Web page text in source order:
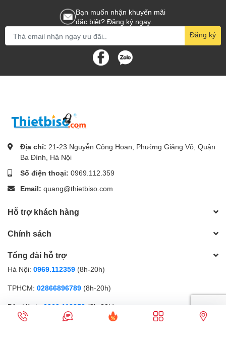
Bạn muốn nhận khuyến mãi
đặc biệt? Đăng ký ngay.
Đăng ký
Địa chỉ: 21-23 Nguyễn Công Hoan, Phường Giảng Võ, Quận
Ba Đình, Hà Nội
Số điện thoại: 0969.112.359
Email: quang@thietbiso.com
Hỗ trợ khách hàng
Chính sách
Tổng đài hỗ trợ
Hà Nội: 0969.112359 (8h-20h)
TPHCM: 02866896789 (8h-20h)
Bảo Hành: 0969.112359 (8h-20h)